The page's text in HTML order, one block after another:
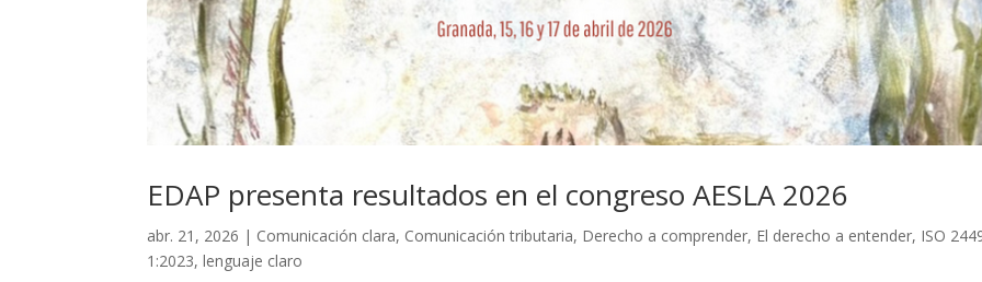
EDAP presenta resultados en el congreso AESLA 2026
abr. 21, 2026 | Comunicación clara, Comunicación tributaria, Derecho a comprender, El derecho a entender, ISO
1:2023,lenguaje claro